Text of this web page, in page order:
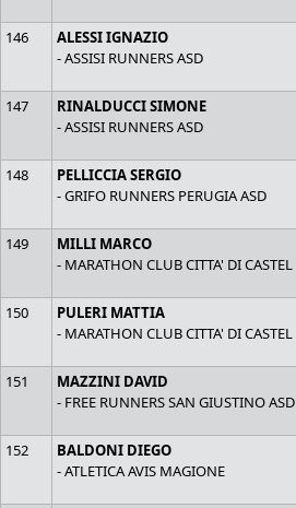
146
ALESSI IGNAZIO
- ASSISI RUNNERS ASD
147
RINALDUCCI SIMONE
- ASSISI RUNNERS ASD
148
PELLICCIA SERGIO
- GRIFO RUNNERS PERUGIA ASD
149
MILLI MARCO
- MARATHON CLUB CITTA' DI CASTEL
150
PULERI MATTIA
- MARATHON CLUB CITTA' DI CASTEL
151
MAZZINI DAVID
- FREE RUNNERS SAN GIUSTINO ASD
152
BALDONI DIEGO
- ATLETICA AVIS MAGIONE